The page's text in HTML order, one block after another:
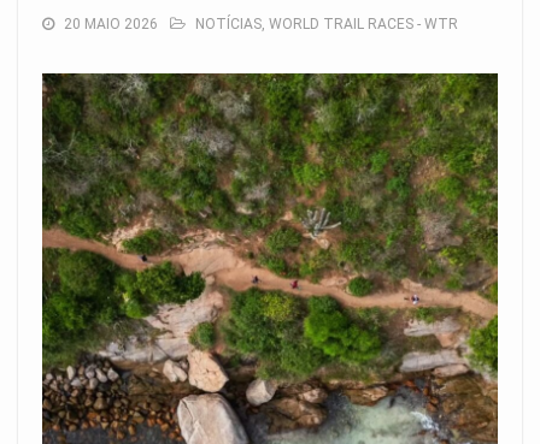
20 MAIO 2026 NOTÍCIAS, WORLD TRAIL RACES - WTR